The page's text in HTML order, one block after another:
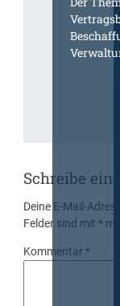
Schreibe
Deine E-Mail-
Felder sind mit*
Kommentar*